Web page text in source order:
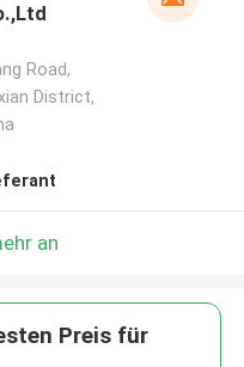
Road,
District,
an
Preis für